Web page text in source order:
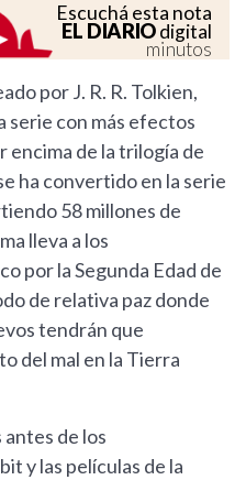
Escuchá esta nota
EL DIARIOdigital
minutos
por J. R. R. Tolkien,
serie con más efectos
encima de la trilogía de
ha convertido en la serie
58 millones de
lleva a los
por la Segunda Edad de
de relativa paz donde
tendrán que
del mal en la Tierra
antes de los
y las películas de la